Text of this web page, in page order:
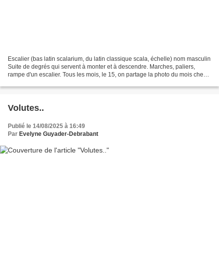
Escalier (bas latin scalarium, du latin classique scala, échelle) nom masculin
Suite de degrés qui servent à monter et à descendre. Marches, paliers,
rampe d'un escalier. Tous les mois, le 15, on partage la photo du mois chez
Volutes..
Publié le 14/08/2025 à 16:49
Par Evelyne Guyader-Debrabant